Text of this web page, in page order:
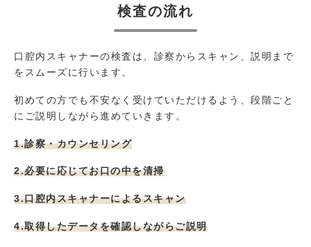
検査の流れ
口腔内スキャナーの検査は、診察からスキャン、説明まで
をスムーズに行います。
初めての方でも不安なく受けていただけるよう、段階ごと
にご説明しながら進めていきます。
1.診察・カウンセリング
2.必要に応じてお口の中を清掃
3.口腔内スキャナーによるスキャン
4.取得したデータを確認しながらご説明